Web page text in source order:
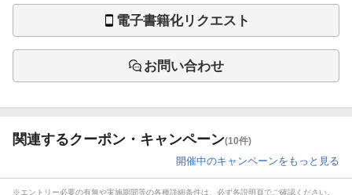
電子書籍化リクエスト
お問い合わせ
関連するクーポン・キャンペーン(10件)
開催中のキャンペーンをもっと見る
※エントリー必要の有無や実施期間等の各種詳細条件は、必ず各説明頁でご確認ください。